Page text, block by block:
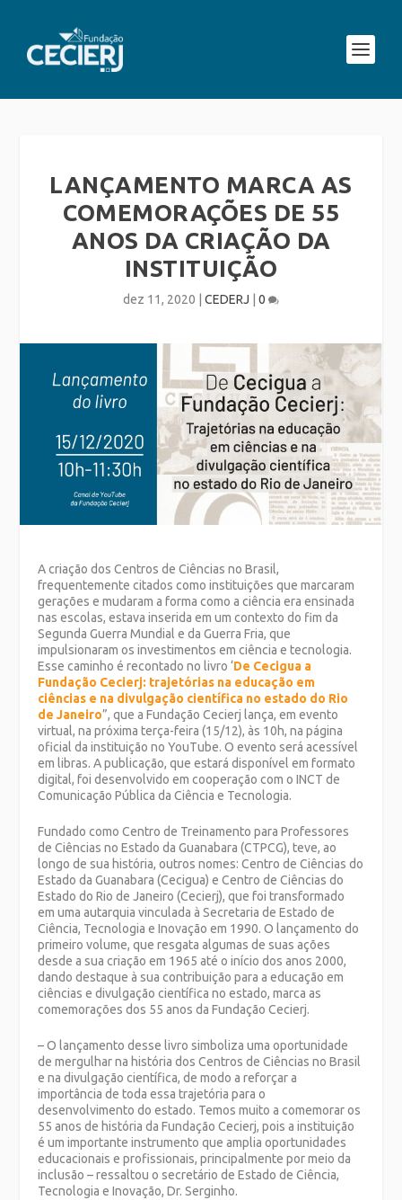
LANÇAMENTO MARCA AS
COMEMORAÇÕES DE 55
ANOS DA CRIAÇÃO DA
INSTITUIÇÃO
dez 11, 2020 CEDERJ 0
A criação dos Centros de Ciências no Brasil,
frequentemente citados como instituições que marcaram
gerações e mudaram a forma como a ciência era ensinada
nas escolas, estava inserida em um contexto do fim da
Segunda Guerra Mundial e da Guerra Fria, que
impulsionaram os investimentos em ciência e tecnologia.
Esse caminho é recontado no livro ‘De Cecigua a
Fundação Cecierj: trajetórias na educação em
ciências e na divulgação científica no estado do Rio
de Janeiro”, que a Fundação Cecierj lança, em evento
virtual, na próxima terça-feira (15/12), às 10h, na página
oficial da instituição no YouTube. O evento será acessível
em libras. A publicação, que estará disponível em formato
digital, foi desenvolvido em cooperação com o INCT de
Comunicação Pública da Ciência e Tecnologia.
Fundado como Centro de Treinamento para Professores
de Ciências no Estado da Guanabara (CTPCG), teve, ao
longo de sua história, outros nomes: Centro de Ciências do
Estado da Guanabara (Cecigua) e Centro de Ciências do
Estado do Rio de Janeiro (Cecierj), que foi transformado
em uma autarquia vinculada à Secretaria de Estado de
Ciência, Tecnologia e Inovação em 1990. O lançamento do
primeiro volume, que resgata algumas de suas ações
desde a sua criação em 1965 até o início dos anos 2000,
dando destaque à sua contribuição para a educação em
ciências e divulgação científica no estado, marca as
comemorações dos 55 anos da Fundação Cecierj.
– O lançamento desse livro simboliza uma oportunidade
de mergulhar na história dos Centros de Ciências no Brasil
e na divulgação científica, de modo a reforçar a
importância de toda essa trajetória para o
desenvolvimento do estado. Temos muito a comemorar os
55 anos de história da Fundação Cecierj, pois a instituição
é um importante instrumento que amplia oportunidades
educacionais e profissionais, principalmente por meio da
inclusão – ressaltou o secretário de Estado de Ciência,
Tecnologia e Inovação, Dr. Serginho.